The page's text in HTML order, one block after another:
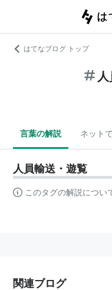
はてなブログ トップ
言葉の解説 ネット
人員輸送・遊覧
このタグの解説につい
関連ブログ